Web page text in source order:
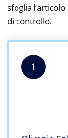
sfoglia
di controllo.
1